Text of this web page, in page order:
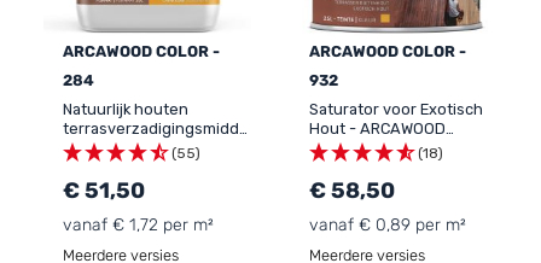
ARCAWOOD COLOR -
284
Natuurlijk houten
terrasverzadigingsmiddel:
ARCAWOOD COLOR - 284
(55)
€ 51,50
vanaf € 1,72 per m²
Meerdere versies
ARCAWOOD COLOR -
932
Saturator voor Exotisch
Hout - ARCAWOOD
COLOR - 932
(18)
€ 58,50
vanaf € 0,89 per m²
Meerdere versies